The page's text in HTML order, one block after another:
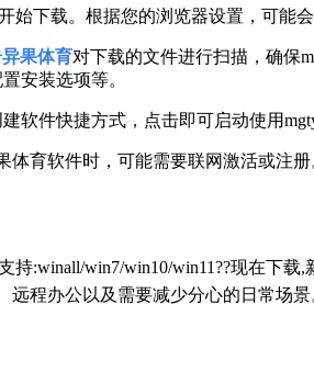
始下载。根据您的浏览器设置，可能会
果体育对下载的文件进行扫描，确保
安装选项等。
软件快捷方式，点击即可启动使用
育软件时，可能需要联网激活或
持:winall/win7/win10/win11??现在
程办公以及需要减少分心的日常场景